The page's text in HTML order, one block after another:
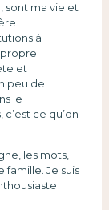
sont ma vie et
à
propre
et
peu de
le
ce qu’on
les mots,
famille. Je suis